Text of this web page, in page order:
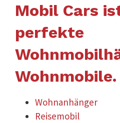
Mobil Cars
perfekte
Wohnmobile.
Wohnanhänger
Reisemobil